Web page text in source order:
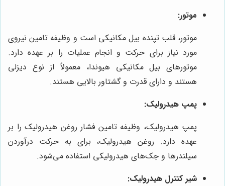
موتور:
موتور، قلب تپنده بیل مکانیکی است و وظیفه تامین نیروی
مورد نیاز برای حرکت و انجام عملیات را بر عهده دارد.
موتورهای بیل مکانیکی هیوندا، معمولاً از نوع دیزلی
هستند و دارای قدرت و گشتاور بالایی هستند.
پمپ هیدرولیک:
پمپ هیدرولیک، وظیفه تامین فشار روغن هیدرولیک را بر
عهده دارد. روغن هیدرولیک، برای به حرکت درآوردن
سیلندرها و جک‌های هیدرولیکی استفاده می‌شود.
شیر کنترل هیدرولیک: